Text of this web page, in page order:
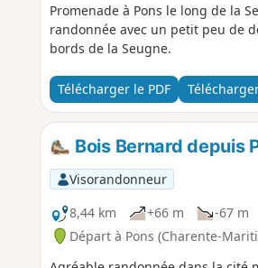
Promenade à Pons le long de la
randonnée avec un petit peu de
bords de la Seugne.
Télécharger le PDF
Bois Bernard depuis
Visorandonneur
8,44 km
+66 m -67 m
Départ à Pons (Charente-